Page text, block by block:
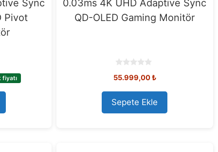
Sync
Pivot
fiyatı
0.03ms 4K UHD Adaptive Sync
QD-OLED Gaming Monitör
o
t
o
f
5
55.999,00₺
Sepete Ekle